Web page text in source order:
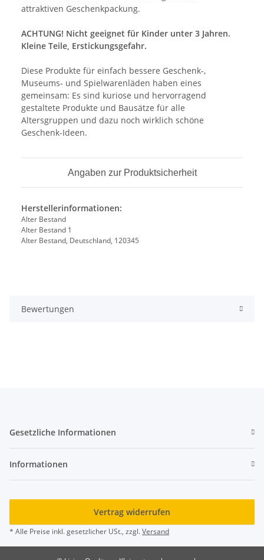
attraktiven Geschenkpackung.
ACHTUNG! Nicht geeignet für Kinder unter 3 Jahren.
Kleine Teile, Erstickungsgefahr.
Diese Produkte für einfach bessere Geschenk-,
Museums- und Spielwarenläden haben eines
gemeinsam: Es sind kuriose und hervorragend
gestaltete Produkte und Bausätze für alle
Altersgruppen und dazu noch wirklich schöne
Geschenk-Ideen.
Angaben zur Produktsicherheit
Herstellerinformationen:
Alter Bestand
Alter Bestand 1
Alter Bestand, Deutschland, 120345
Bewertungen
Gesetzliche Informationen
Informationen
Vertrag widerrufen
* Alle Preise inkl. gesetzlicher USt., zzgl.Versand